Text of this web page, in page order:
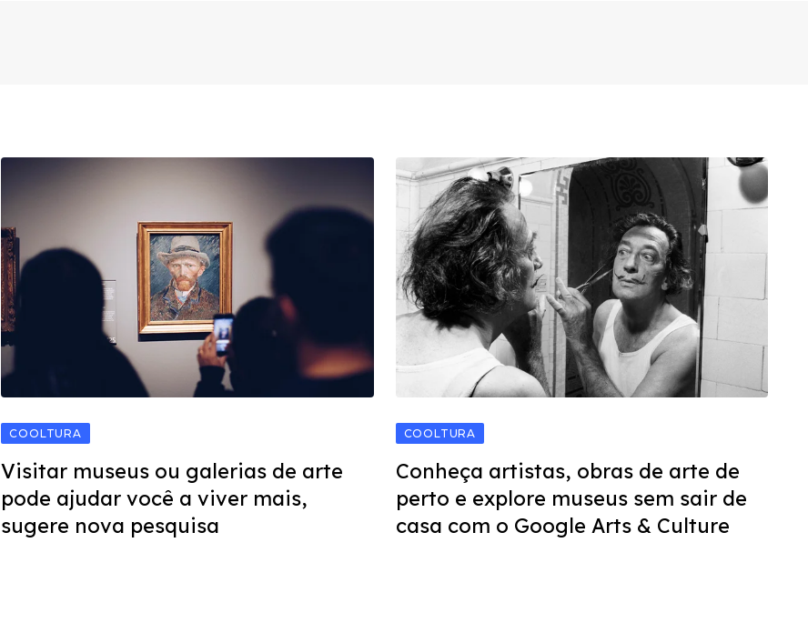
COOLTURA
Visitar museus ou galerias de arte
pode ajudar você a viver mais,
sugere nova pesquisa
COOLTURA
Conheça artistas, obras de arte de
perto e explore museus sem sair de
casa com o Google Arts & Culture